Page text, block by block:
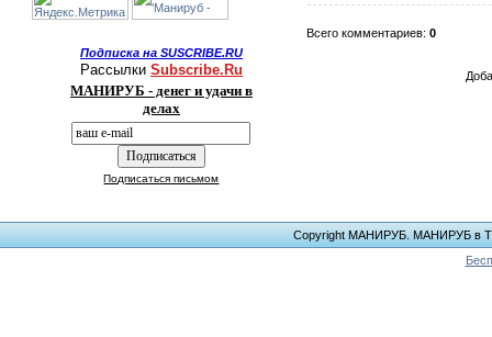
Подписка на SUSCRIBE.RU
Рассылки Subscribe.Ru
МАНИРУБ - денег и удачи в
делах
Подписаться письмом
Всего комментариев:0
Copyright МАНИРУБ. МАНИРУБ в